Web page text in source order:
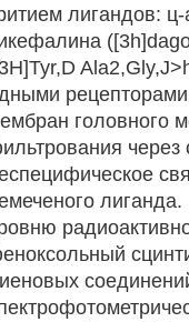
лигандов:
головного